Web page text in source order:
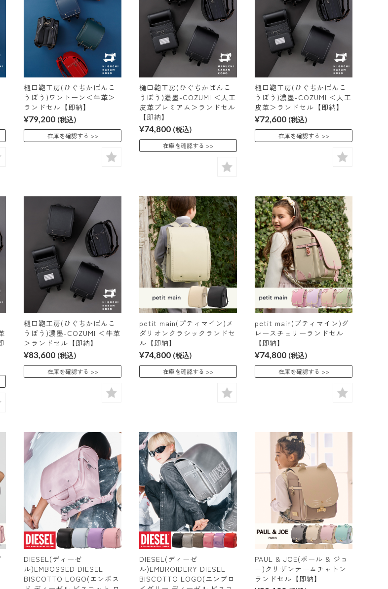
樋口鞄工房(ひぐちかばんこ
うぼう)ワントーン＜牛革＞
ランドセル【即納】
¥79,200 (税込)
在庫を確認する
樋口鞄工房(ひぐちかばんこ
うぼう)濃墨-COZUMI ＜人工
皮革プレミアム＞ランドセル
【即納】
¥74,800 (税込)
在庫を確認する
樋口鞄工房(ひぐちかばんこ
うぼう)濃墨-COZUMI ＜人工
皮革＞ランドセル【即納】
¥72,600 (税込)
在庫を確認する
樋口鞄工房(ひぐちかばんこ
うぼう)濃墨-COZUMI ＜牛革
＞ランドセル【即納】
¥83,600 (税込)
在庫を確認する
petit main(プティマイン)メ
ダリオンクラシックランドセ
ル【即納】
¥74,800 (税込)
在庫を確認する
petit main(プティマイン)グ
レースチェリーランドセル
【即納】
¥74,800 (税込)
在庫を確認する
DIESEL(ディーゼ
ル)EMBOSSED DIESEL
BISCOTTO LOGO(エンボス
DIESEL(ディーゼ
ル)EMBROIDERY DIESEL
BISCOTTO LOGO(エンブロ
PAUL & JOE(ポール & ジョ
ー)クリザンテームチャトン
ランドセル【即納】